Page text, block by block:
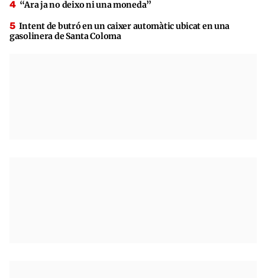
“Ara ja no deixo ni una moneda”
Intent de butró en un caixer automàtic ubicat en una
gasolinera de Santa Coloma